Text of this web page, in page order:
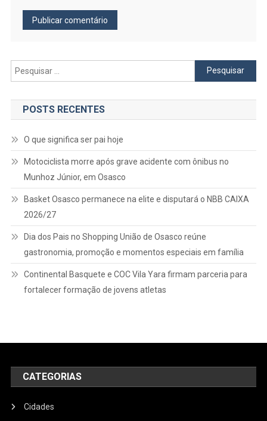
Pesquisar
por:
POSTS RECENTES
O que significa ser pai hoje
Motociclista morre após grave acidente com ônibus no
Munhoz Júnior, em Osasco
Basket Osasco permanece na elite e disputará o NBB CAIXA
2026/27
Dia dos Pais no Shopping União de Osasco reúne
gastronomia, promoção e momentos especiais em família
Continental Basquete e COC Vila Yara firmam parceria para
fortalecer formação de jovens atletas
CATEGORIAS
Cidades